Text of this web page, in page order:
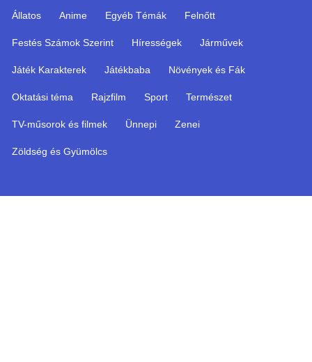
Állatos Anime Egyéb Témák Felnőtt
Festés Számok Szerint Hírességek Járművek
Játék Karakterek Játékbaba Növények és Fák
Oktatási téma Rajzfilm Sport Természet
TV-műsorok és filmek Ünnepi Zenei
Zöldség és Gyümölcs